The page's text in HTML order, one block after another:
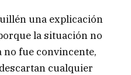
una explicación
la situación no
no fue convincente,
cualquier